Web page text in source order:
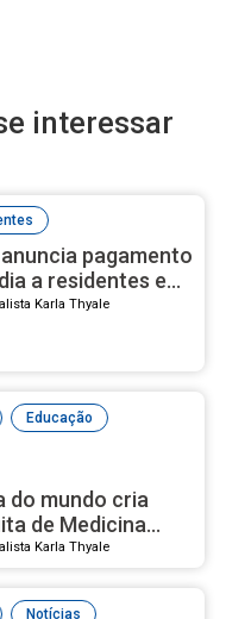
interessar
pagamento
a residentes em
Karla Thyale
, Educação
do mundo cria
de Medicina
nos EUA
Karla Thyale
, Notícias